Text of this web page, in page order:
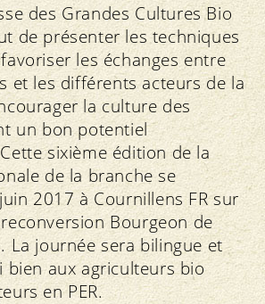
des Grandes Cultures Bio
de présenter les techniques
les échanges entre
et les différents acteurs de la
la culture des
un bon potentiel
sixième édition de la
de la branche se
2017 à Cournillens FR sur
Bourgeon de
La journée sera bilingue et
bien aux agriculteurs bio
en PER.